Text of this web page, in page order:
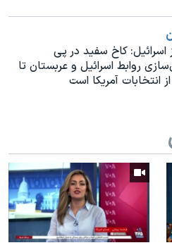
صلح
«سی‌پک»
اسرائیل: کاخ سفید در پی
روابط اسرائیل و عربستان تا
انتخابات آمریکا است